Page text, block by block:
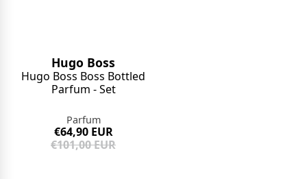
Hugo Boss
Hugo Boss Boss Bottled
Parfum - Set
Parfum
€64,90 EUR
€101,00 EUR